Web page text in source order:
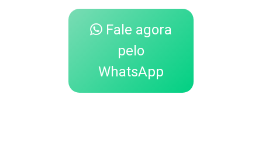
Fale agora
pelo
WhatsApp